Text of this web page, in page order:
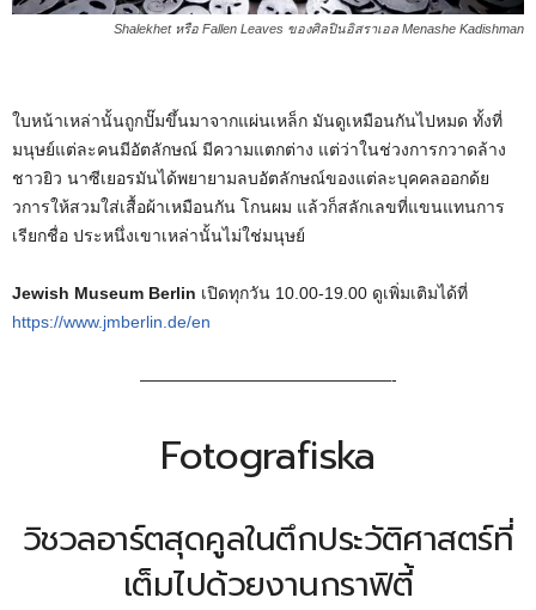
Shalekhet หรือ Fallen Leaves ของศิลปินอิสราเอล Menashe Kadishman
ใบหน้าเหล่านั้นถูกปั๊มขึ้นมาจากแผ่นเหล็ก มันดูเหมือนกันไปหมด ทั้งที่
มนุษย์แต่ละคนมีอัตลักษณ์ มีความแตกต่าง แต่ว่าในช่วงการกวาดล้าง
ชาวยิว นาซีเยอรมันได้พยายามลบอัตลักษณ์ของแต่ละบุคคลออกด้ย
วการให้สวมใส่เสื้อผ้าเหมือนกัน โกนผม แล้วก็สลักเลขที่แขนแทนการ
เรียกชื่อ ประหนึ่งเขาเหล่านั้นไม่ใช่มนุษย์
Jewish Museum Berlin เปิดทุกวัน 10.00-19.00 ดูเพิ่มเติมได้ที่
https://www.jmberlin.de/en
———————————————-
Fotografiska
วิชวลอาร์ตสุดคูลในตึกประวัติศาสตร์ที่
เต็มไปด้วยงานกราฟิตี้